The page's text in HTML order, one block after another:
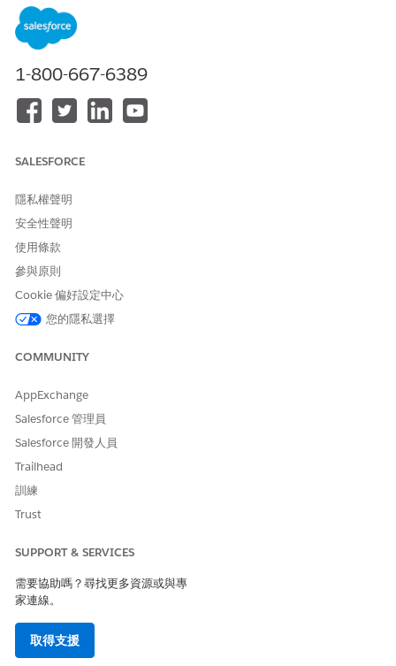
備註Security Agent 是試用版或 Beta 版服務,受「協議中的
Beta 版服務條款 - Salesforce.com」約束,如果客戶執行,則受
「簽署的統一試用版協議」的約束,以及「產品條款目錄」中的適
的、進行中和已解決調查的視覺概觀。「平均解決率」值提供平均
事件解決時間的詳細資料,以及該值的趨勢分析方式:短於或長於前
30 天平均值。計算只會在至少 60 天的資料可用後顯示。
摘要 – 詳細資料,例如發生的「事件監視」事件類型、受影響的
例項、調查識別碼和風險分數。100 個評分中有三個風險種類:
低風險 (0-49)、中風險 (50-74) 和高風險 (75-100)。
偵測到的異常 – 來自在接下來 24 小時內相同使用者工作階段
或使用者活動的相關異常。
補救措施計畫 – 用於解決事件的自訂逐步計畫。這些計畫提供
順序,以填補安全性缺口。
1-800-667-6389
SALESFORCE
隱私權聲明
安全性聲明
使用條款
參與原則
Cookie 偏好設定中心
您的隱私選擇
COMMUNITY
AppExchange
Salesforce 管理員
Salesforce 開發人員
Trailhead
訓練
Trust
SUPPORT & SERVICES
需要協助嗎？尋找更多資源或與專
家連線。
取得支援